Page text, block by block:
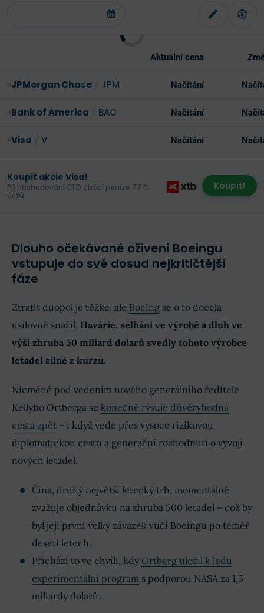
Aktuální cena
JPMorgan Chase JPM Načítání
Bank of America BAC Načítání
Visa V Načítání
Koupit akcie Visa!
Při obchodování CFD ztrácí peníze 77 %
účtů.
Koupit!
Dlouho očekávané oživení Boeingu
vstupuje do své dosud nejkritičtější
fáze
Ztratit duopol je těžké, ale Boeing se o to docela
usilovně snažil. Havárie, selhání ve výrobě a dluh ve
výši zhruba 50 miliard dolarů svedly tohoto výrobce
letadel silně z kurzu.
Nicméně pod vedením nového generálního ředitele
Kellyho Ortberga se konečně rýsuje důvěryhodná
cesta zpět – i když vede přes vysoce rizikovou
diplomatickou cestu a generační rozhodnutí o vývoji
nových letadel.
Čína, druhý největší letecký trh, momentálně
zvažuje objednávku na zhruba 500 letadel – což by
byl její první velký závazek vůči Boeingu po téměř
deseti letech.
Přichází to ve chvíli, kdy Ortberg uložil k ledu
experimentální program s podporou NASA za 1,5
miliardy dolarů.